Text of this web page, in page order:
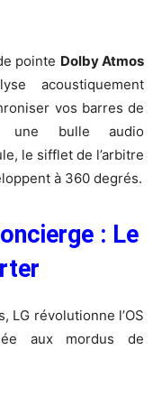
pointe Dolby Atmos
acoustiquement
vos barres de
une bulle audio
le sifflet de l’arbitre
à 360 degrés.
: Le
LG révolutionne l’OS
aux mordus de